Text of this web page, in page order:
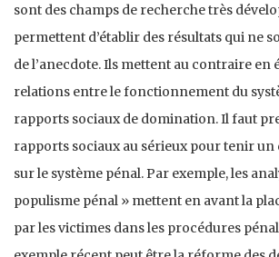
sont des champs de recherche très
permettent d’établir des résultats qui ne
de l’anecdote. Ils mettent au contraire en
relations entre le fonctionnement du
rapports sociaux de domination. Il faut
rapports sociaux au sérieux pour tenir
sur le système pénal. Par exemple, les
populisme pénal » mettent en avant la
par les victimes dans les procédures